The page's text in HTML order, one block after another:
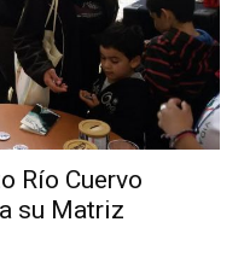
Río Cuervo
su Matriz